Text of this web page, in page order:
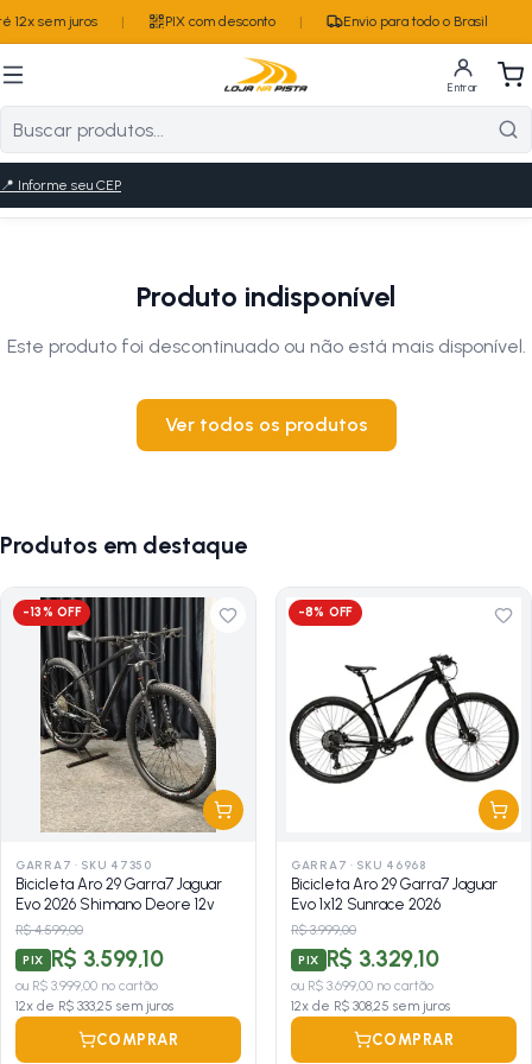
sem juros PIX com desconto Envio para todo o Brasil
Entrar
📍 Informe seu CEP
Produto indisponível
Este produto foi descontinuado ou não está mais disponível.
Ver todos os produtos
Produtos em destaque
-13% OFF
GARRA7 · SKU 47350
Bicicleta Aro 29 Garra7 Jaguar
Evo 2026 Shimano Deore 12v
R$ 4.599,00
PIX R$ 3.599,10
ou R$ 3.999,00 no cartão
12x de R$ 333,25 sem juros
COMPRAR
-8% OFF
GARRA7 · SKU 46968
Bicicleta Aro 29 Garra7 Jaguar
Evo 1x12 Sunrace 2026
R$ 3.999,00
PIX R$ 3.329,10
ou R$ 3.699,00 no cartão
12x de R$ 308,25 sem juros
COMPRAR